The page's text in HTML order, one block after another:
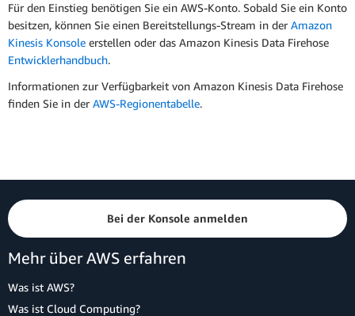
Für den Einstieg benötigen Sie ein AWS-Konto. Sobald Sie ein Konto
besitzen, können Sie einen Bereitstellungs-Stream in der Amazon
Kinesis Konsole erstellen oder das Amazon Kinesis Data Firehose
Entwicklerhandbuch.
Informationen zur Verfügbarkeit von Amazon Kinesis Data Firehose
finden Sie in der AWS-Regionentabelle.
Bei der Konsole anmelden
Mehr über AWS erfahren
Was ist AWS?
Was ist Cloud Computing?